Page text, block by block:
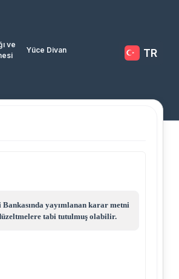
ve
Yüce Divan TR
yayımlanan karar metni
tabi tutulmuş olabilir.